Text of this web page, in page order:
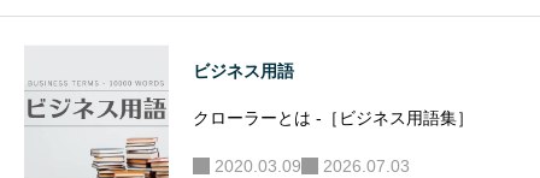
ビジネス用語
クローラーとは -［ビジネス用語集］
2020.03.09 2026.07.03